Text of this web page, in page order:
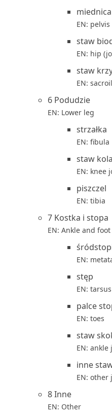
miednica
EN: pelvis
staw
EN: hip
staw
EN:
6 Podudzie
EN: Lower leg
strzałka
EN: fibula
staw
EN: knee
piszczel
EN: tibia
7 Kostka i stopa
EN: Ankle and foot
EN:
stęp
EN: tarsus
palce
EN: toes
staw
EN: ankle
inne
EN: other
8 Inne
EN: Other